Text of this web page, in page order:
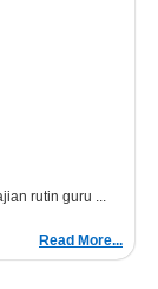
rutin guru ...
Read More...